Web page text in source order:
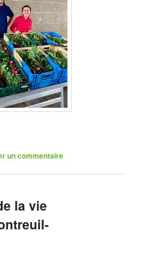
un commentaire
la vie